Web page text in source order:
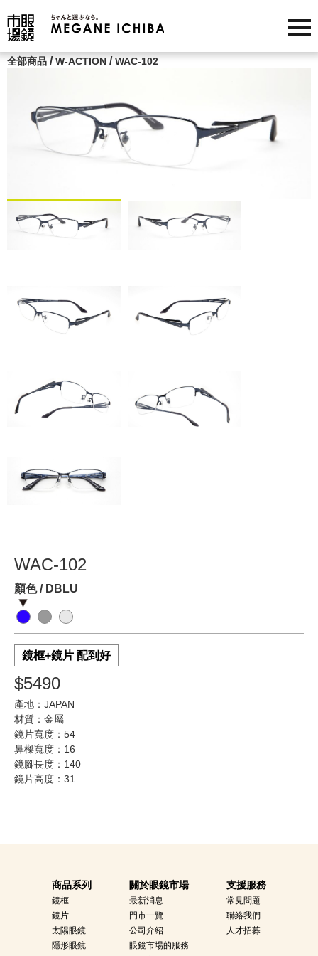
全部商品 /W-ACTION /WAC-102
WAC-102
顏色 / DBLU
鏡框+鏡片 配到好
$5490
產地：JAPAN
材質：金屬
鏡片寬度：54
鼻樑寬度：16
鏡腳長度：140
鏡片高度：31
商品系列
鏡框
鏡片
太陽眼鏡
隱形眼鏡
關於眼鏡市場
最新消息
門市一覽
公司介紹
眼鏡市場的服務
支援服務
常見問題
聯絡我們
人才招募